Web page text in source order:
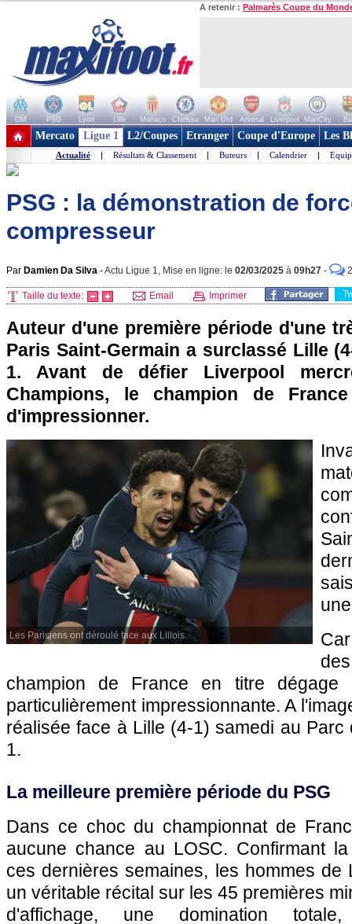
A retenir : Palmarès Coupe du
OM PSG Lyon Lille Monaco Chelsea Man Utd Arsenal Liverpool ManCity
+ de clubs
Mercato Ligue 1 L2/Coupes Etranger Coupe d'Europe Les
Actualité | Résultats & Classement | Buteurs | Calendrier |
PSG : la démonstration de
compresseur
Par Damien Da Silva -Actu Ligue 1, Mise en ligne: le 02/03/2025 à 09h27 -
Taille du texte: Email Imprimer
Auteur d'une première période d'une
Paris Saint-Germain a surclassé Lille
1. Avant de défier Liverpool
Champions, le champion de
d'impressionner.
Les Parisiens ont déroulé face aux Lillois.
champion de France en titre dégage
particulièrement impressionnante. A
réalisée face à Lille (4-1) samedi au
1.
La meilleure première période du PSG
Dans ce choc du championnat de
aucune chance au LOSC. Confirmant
ces dernières semaines, les hommes de
un véritable récital sur les 45 premières
d'affichage, une domination